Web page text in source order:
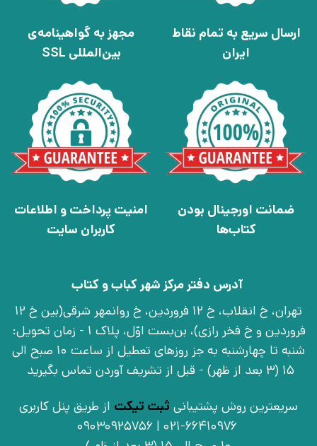
ارسال سریع به تمام نقاط
ایران
مجهز به گواهینامه‌ی
بین‌المللی SSL
ضمانت اورجینال بودن
کتاب‌ها
امنیت پرداخت و اطلاعات
کاربران سایت
آدرس دفتر مرکز شهر کباب و کتاب
تهران، خ انقلاب، خ 12 فروردین، خ روانمهر شرقی(بین خ 12
فروردین و خ فخر رازی)، بن‌بست اوّل، پلاک 1 - زمان تحویل:
شنبه تا چهارشنبه به جز روزهای تعطیل از ساعت 10 صبح الی
15 (3 بعد از ظهر) - قبل از تشریف آوردن تماس بگیرید
سریعترین روش پشتیبانی ثبت تیکت از طریق پنل کاربری
021-66410976 | 09030925756